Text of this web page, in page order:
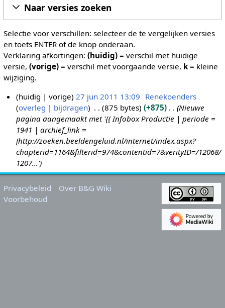
Naar versies zoeken
Selectie voor verschillen: selecteer de te vergelijken versies
en toets ENTER of de knop onderaan.
Verklaring afkortingen: (huidig)= verschil met huidige
versie, (vorige)= verschil met voorgaande versie, k= kleine
wijziging.
0
1
1
huidig vorige 27 jun 2011 13:09 Renekoenders
overleg
bijdragen 875 bytes +875
Nieuwe
pagina aangemaakt met '{{ Infobox Productie | periode =
1941 | archief_link =
[http://zoeken.beeldengeluid.nl/internet/index.aspx?
chapterid=1164&filterid=974&contentid=7&verityID=/12068/
1207...'
Privacybeleid
Over B&G Wiki
Voorbehoud